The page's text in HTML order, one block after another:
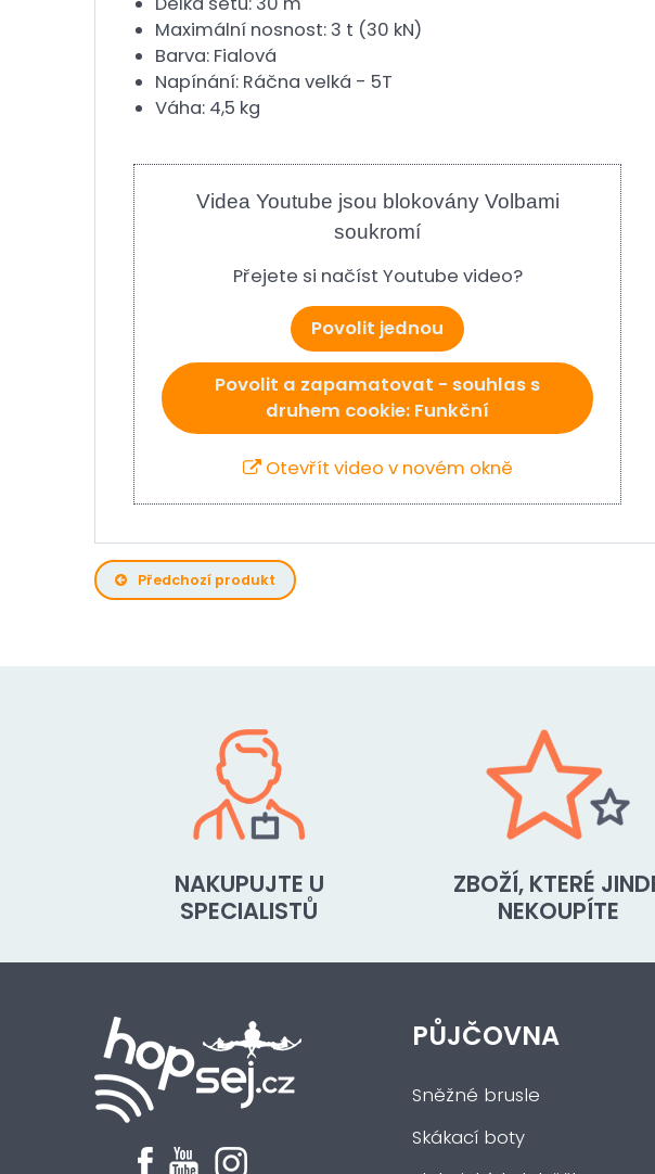
Maximální nosnost: 3 t (30 kN)
Barva: Fialová
Napínání: Ráčna velká - 5T
Váha: 4,5 kg
Videa Youtube jsou blokovány Volbami
soukromí
Přejete si načíst Youtube video?
Povolit jednou
Povolit a zapamatovat - souhlas s
druhem cookie: Funkční
Otevřít video v novém okně
Předchozí produkt
NAKUPUJTE U
SPECIALISTŮ
ZBOŽÍ, KTERÉ
NEKOUPÍTE
PŮJČOVNA
Sněžné brusle
Skákací boty